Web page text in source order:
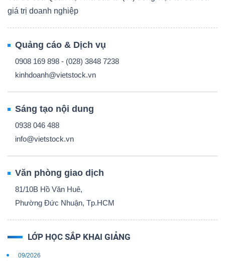
giá trị doanh nghiệp
Quảng cáo & Dịch vụ
0908 169 898 - (028) 3848 7238
kinhdoanh@vietstock.vn
Sáng tạo nội dung
0938 046 488
info@vietstock.vn
Văn phòng giao dịch
81/10B Hồ Văn Huê,
Phường Đức Nhuận, Tp.HCM
LỚP HỌC SẮP KHAI GIẢNG
09/2026